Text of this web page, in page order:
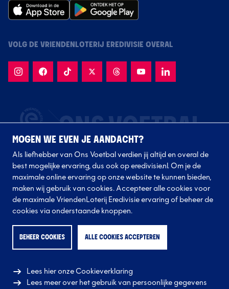
VOLG DE VRIENDENLOTERIJ EREDIVISIE OVERAL
Volg onze clubs
MOGEN WE EVEN JE AANDACHT?
Als liefhebber van Ons Voetbal verdien jij altijd en overal de
best mogelijke ervaring, dus ook op eredivisie.nl. Om je de
maximale online ervaring op onze website te kunnen bieden,
maken wij gebruik van cookies. Accepteer alle cookies voor
de maximale VriendenLoterij Eredivisie ervaring of beheer de
cookies via onderstaande knoppen.
BEHEER COOKIES ALLE COOKIES ACCEPTEREN
Lees hier onze Cookieverklaring
Lees meer over het gebruik van persoonlijke gegevens